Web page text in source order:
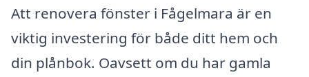
Att renovera fönster i Fågelmara är en
viktig investering för både ditt hem och
din plånbok. Oavsett om du har gamla